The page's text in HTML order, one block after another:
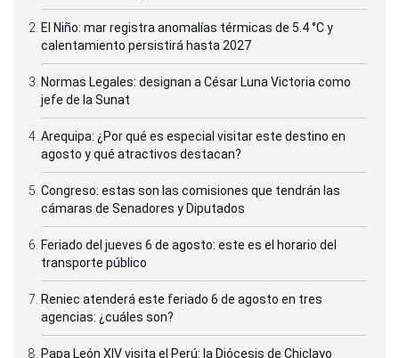
El Niño: mar registra anomalías térmicas de 5.4 °C y
calentamiento persistirá hasta 2027
Normas Legales: designan a César Luna Victoria como
jefe de la Sunat
Arequipa: ¿Por qué es especial visitar este destino en
agosto y qué atractivos destacan?
Congreso: estas son las comisiones que tendrán las
cámaras de Senadores y Diputados
Feriado del jueves 6 de agosto: este es el horario del
transporte público
Reniec atenderá este feriado 6 de agosto en tres
agencias: ¿cuáles son?
Papa León XIV visita el Perú: la Diócesis de Chiclayo